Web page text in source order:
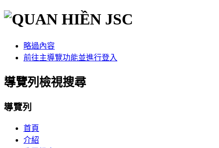
略過內容
前往主導覽功能並進行登入
導覽列檢視搜尋
導覽列
首頁
介紹